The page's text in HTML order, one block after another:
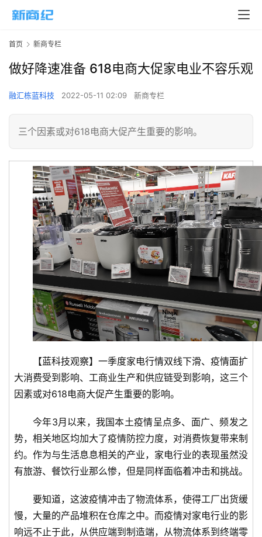
首页 新商专栏
做好降速准备 618电商大促家电业不容乐观
融汇栋蓝科技 2022-05-11 02:09 新商专栏
三个因素或对618电商大促产生重要的影响。
【蓝科技观察】一季度家电行情双线下滑、疫情面扩
大消费受到影响、工商业生产和供应链受到影响，这三个
因素或对618电商大促产生重要的影响。
今年3月以来，我国本土疫情呈点多、面广、频发之
势，相关地区均加大了疫情防控力度，对消费恢复带来制
约。作为与生活息息相关的产业，家电行业的表现虽然没
有旅游、餐饮行业那么惨，但是同样面临着冲击和挑战。
要知道，这波疫情冲击了物流体系，使得工厂出货缓
慢，大量的产品堆积在仓库之中。而疫情对家电行业的影
响远不止于此，从供应端到制造端，从物流体系到终端零